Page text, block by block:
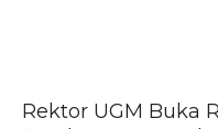
Rektor UGM Buka